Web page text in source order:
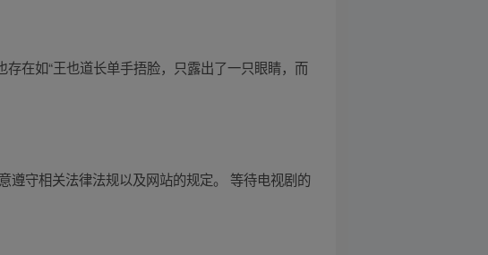
在如“王也道长单手捂脸，只露出了一只眼睛，而
遵守相关法律法规以及网站的规定。 等待电视剧的